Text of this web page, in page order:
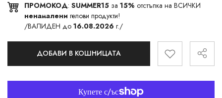
ПРОМОКОД: SUMMER15 за 15% отстъпка на ВСИЧКИ
ненамалени гелови продукти!
/ВАЛИДЕН до 16.08.2026 г./
ДОБАВИ В КОШНИЦАТА